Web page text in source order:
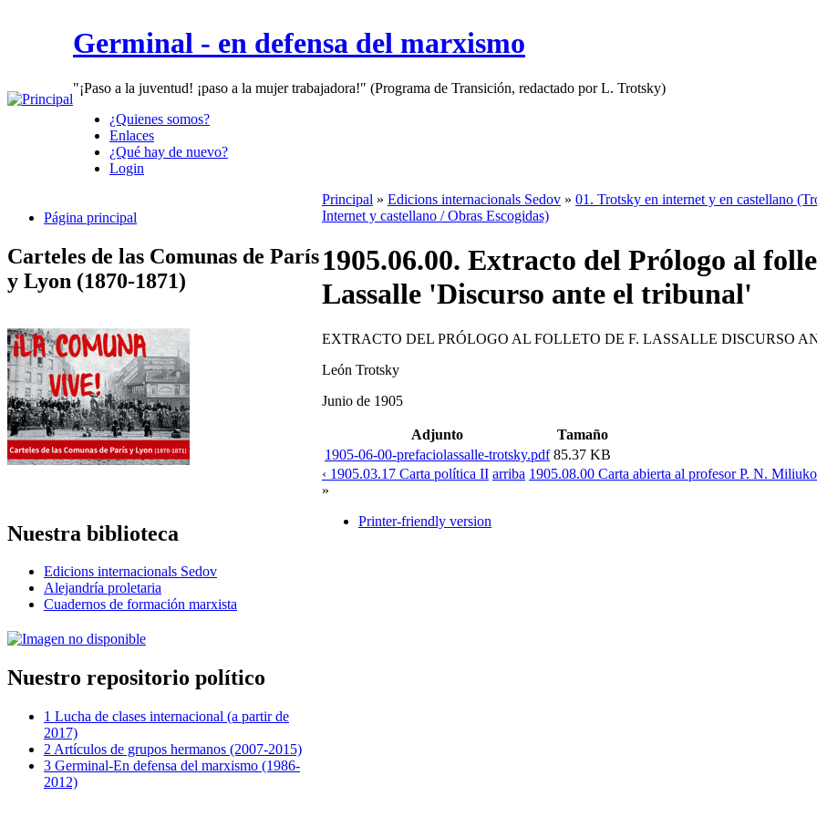
Germinal - en defensa del marxismo
"¡Paso a la juventud! ¡paso a la mujer trabajadora!" (Programa de Transición, redactado por L. Trotsky)
¿Quienes somos?
Enlaces
¿Qué hay de nuevo?
Login
Página principal
Carteles de las Comunas de París
y Lyon (1870-1871)
Nuestra biblioteca
Edicions internacionals Sedov
Alejandría proletaria
Cuadernos de formación marxista
Nuestro repositorio político
1 Lucha de clases internacional (a partir de
2017)
2 Artículos de grupos hermanos (2007-2015)
3 Germinal-En defensa del marxismo (1986-
2012)
Principal » Edicions internacionals Sedov » 01. Trotsky en internet y en castellano
Internet y castellano / Obras Escogidas)
1905.06.00. Extracto del Prólogo al
Lassalle 'Discurso ante el tribunal'
EXTRACTO DEL PRÓLOGO AL FOLLETO DE F. LASSALLE DISCURSO
León Trotsky
Junio de 1905
Adjunto
Tamaño
1905-06-00-prefaciolassalle-trotsky.pdf 85.37 KB
‹ 1905.03.17 Carta política II arriba 1905.08.00 Carta abierta al profesor P. N.
»
Printer-friendly version